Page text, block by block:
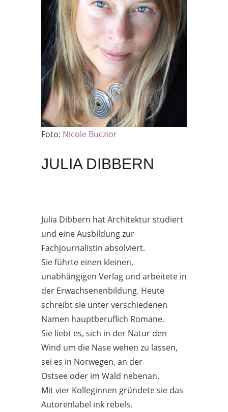
Foto: Nicole Buczior
JULIA DIBBERN
Julia Dibbern hat Architektur studiert
und eine Ausbildung zur
Fachjournalistin absolviert.
Sie führte einen kleinen,
unabhängigen Verlag und arbeitete in
der Erwachsenenbildung. Heute
schreibt sie unter verschiedenen
Namen hauptberuflich Romane.
Sie liebt es, sich in der Natur den
Wind um die Nase wehen zu lassen,
sei es in Norwegen, an der
Ostsee oder im Wald nebenan.
Mit vier Kolleginnen gründete sie das
Autorenlabel ink rebels.